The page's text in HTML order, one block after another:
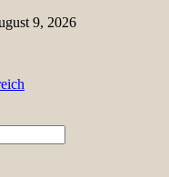
9, 2026
Politik, Kultur &